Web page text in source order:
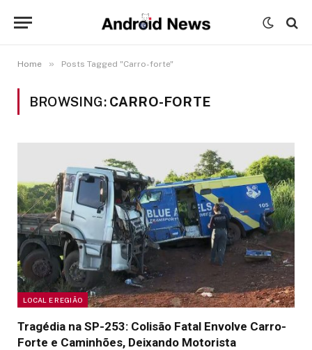
Home » Posts Tagged "Carro-forte"
BROWSING: CARRO-FORTE
LOCAL E REGIÃO
Tragédia na SP-253: Colisão Fatal Envolve Carro-
Forte e Caminhões, Deixando Motorista